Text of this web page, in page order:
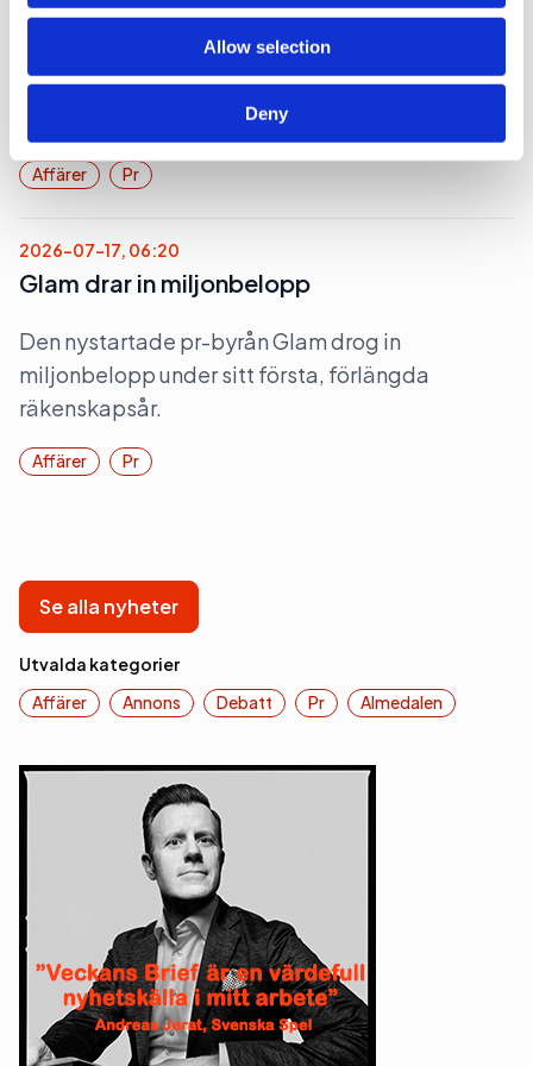
Allow selection
Deny
Kulturbyrå blir mindre
Kult PR, en pr-byrå nischad inom kultur, minskade
under sitt senaste räkenskapsår.
Affärer Pr
2026-07-17, 06:20
Glam drar in miljonbelopp
Den nystartade pr-byrån Glam drog in
miljonbelopp under sitt första, förlängda
räkenskapsår.
Affärer Pr
Se alla nyheter
Utvalda kategorier
Affärer
Annons Debatt Pr Almedalen